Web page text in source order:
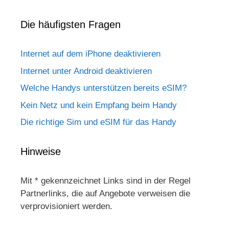
Die häufigsten Fragen
Internet auf dem iPhone deaktivieren
Internet unter Android deaktivieren
Welche Handys unterstützen bereits eSIM?
Kein Netz und kein Empfang beim Handy
Die richtige Sim und eSIM für das Handy
Hinweise
Mit * gekennzeichnet Links sind in der Regel
Partnerlinks, die auf Angebote verweisen die
verprovisioniert werden.